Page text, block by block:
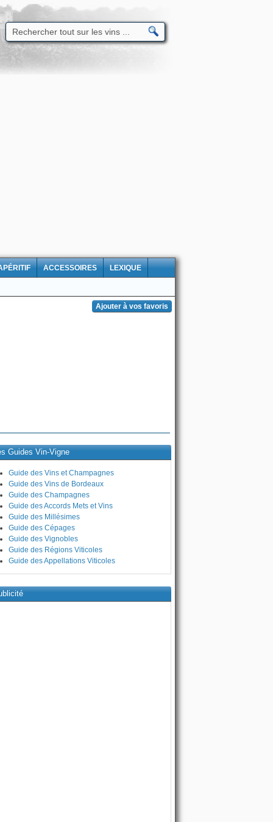
ACCESSOIRES LEXIQUE
Guides Vin-Vigne
Guide des Vins et Champagnes
Guide des Vins de Bordeaux
Guide des Champagnes
Guide des Accords Mets et Vins
Guide des Millésimes
Guide des Cépages
Guide des Vignobles
Guide des Régions Viticoles
Guide des Appellations Viticoles